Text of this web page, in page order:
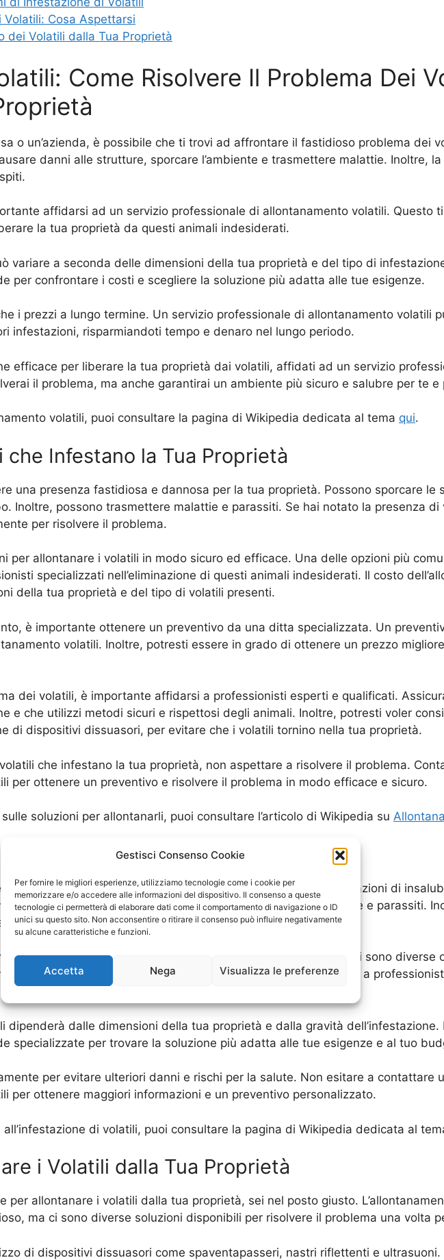
Gestisci Consenso Cookie
Per fornire le migliori esperienze, utilizziamo tecnologie come i cookie per
memorizzare e/o accedere alle informazioni del dispositivo. Il consenso a queste
tecnologie ci permetterà di elaborare dati come il comportamento di navigazione o ID
unici su questo sito. Non acconsentire o ritirare il consenso può influire negativamente
su alcune caratteristiche e funzioni.
Accetta Nega Visualizza le preferenze
Volatili: Cosa Aspettarsi
dei Volatili dalla Tua Proprietà
Come Risolvere Il Problema Dei
o un’azienda, è possibile che ti trovi ad affrontare il fastidioso problema dei
danni alle strutture, sporcare l’ambiente e trasmettere malattie. Inoltre,
affidarsi ad un servizio professionale di allontanamento volatili. Questo
la tua proprietà da questi animali indesiderati.
variare a seconda delle dimensioni della tua proprietà e del tipo di
per confrontare i costi e scegliere la soluzione più adatta alle tue esigenze.
i prezzi a lungo termine. Un servizio professionale di allontanamento volatili
infestazioni, risparmiandoti tempo e denaro nel lungo periodo.
efficace per liberare la tua proprietà dai volatili, affidati ad un servizio
il problema, ma anche garantirai un ambiente più sicuro e salubre per te e
volatili, puoi consultare la pagina di Wikipedia dedicata al tema qui.
che Infestano la Tua Proprietà
una presenza fastidiosa e dannosa per la tua proprietà. Possono sporcare le
Inoltre, possono trasmettere malattie e parassiti. Se hai notato la presenza di
per risolvere il problema.
per allontanare i volatili in modo sicuro ed efficace. Una delle opzioni più
specializzati nell’eliminazione di questi animali indesiderati. Il costo
della tua proprietà e del tipo di volatili presenti.
è importante ottenere un preventivo da una ditta specializzata. Un
volatili. Inoltre, potresti essere in grado di ottenere un prezzo
dei volatili, è importante affidarsi a professionisti esperti e qualificati.
e che utilizzi metodi sicuri e rispettosi degli animali. Inoltre, potresti voler
di dispositivi dissuasori, per evitare che i volatili tornino nella tua proprietà.
che infestano la tua proprietà, non aspettare a risolvere il problema.
per ottenere un preventivo e risolvere il problema in modo efficace e sicuro.
soluzioni per allontanarli, puoi consultare l’articolo di Wikipedia su
di Volatili
una piaga per la tua proprietà, causando danni e creando situazioni di
nidi e i loro escrementi, ma possono anche trasmettere malattie e parassiti.
soprattutto se si sentono minacciati.
provvedimenti per allontanare i volatili dalla tua proprietà. Ci sono diverse
o l’installazione di reti protettive. Tuttavia, è importante affidarsi a
dipenderà dalle dimensioni della tua proprietà e dalla gravità dell’infestazione.
specializzate per trovare la soluzione più adatta alle tue esigenze e al tuo
per evitare ulteriori danni e rischi per la salute. Non esitare a contattare
per ottenere maggiori informazioni e un preventivo personalizzato.
di volatili, puoi consultare la pagina di Wikipedia dedicata al
i Volatili dalla Tua Proprietà
per allontanare i volatili dalla tua proprietà, sei nel posto giusto.
ma ci sono diverse soluzioni disponibili per risolvere il problema una volta
di dispositivi dissuasori come spaventapasseri, nastri riflettenti e